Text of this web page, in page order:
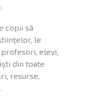
copii să
le
elevi,
din toate
resurse,